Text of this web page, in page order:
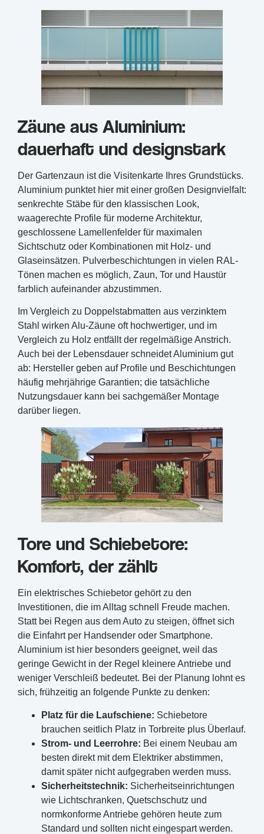
Zäune aus Aluminium:
dauerhaft und designstark
Der Gartenzaun ist die Visitenkarte Ihres Grundstücks.
Aluminium punktet hier mit einer großen Designvielfalt:
senkrechte Stäbe für den klassischen Look,
waagerechte Profile für moderne Architektur,
geschlossene Lamellenfelder für maximalen
Sichtschutz oder Kombinationen mit Holz- und
Glaseinsätzen. Pulverbeschichtungen in vielen RAL-
Tönen machen es möglich, Zaun, Tor und Haustür
farblich aufeinander abzustimmen.
Im Vergleich zu Doppelstabmatten aus verzinktem
Stahl wirken Alu-Zäune oft hochwertiger, und im
Vergleich zu Holz entfällt der regelmäßige Anstrich.
Auch bei der Lebensdauer schneidet Aluminium gut
ab: Hersteller geben auf Profile und Beschichtungen
häufig mehrjährige Garantien; die tatsächliche
Nutzungsdauer kann bei sachgemäßer Montage
darüber liegen.
Tore und Schiebetore:
Komfort, der zählt
Ein elektrisches Schiebetor gehört zu den
Investitionen, die im Alltag schnell Freude machen.
Statt bei Regen aus dem Auto zu steigen, öffnet sich
die Einfahrt per Handsender oder Smartphone.
Aluminium ist hier besonders geeignet, weil das
geringe Gewicht in der Regel kleinere Antriebe und
weniger Verschleiß bedeutet. Bei der Planung lohnt es
sich, frühzeitig an folgende Punkte zu denken:
Platz für die Laufschiene: Schiebetore
brauchen seitlich Platz in Torbreite plus Überlauf.
Strom- und Leerrohre: Bei einem Neubau am
besten direkt mit dem Elektriker abstimmen,
damit später nicht aufgegraben werden muss.
Sicherheitstechnik: Sicherheitseinrichtungen
wie Lichtschranken, Quetschschutz und
normkonforme Antriebe gehören heute zum
Standard und sollten nicht eingespart werden.